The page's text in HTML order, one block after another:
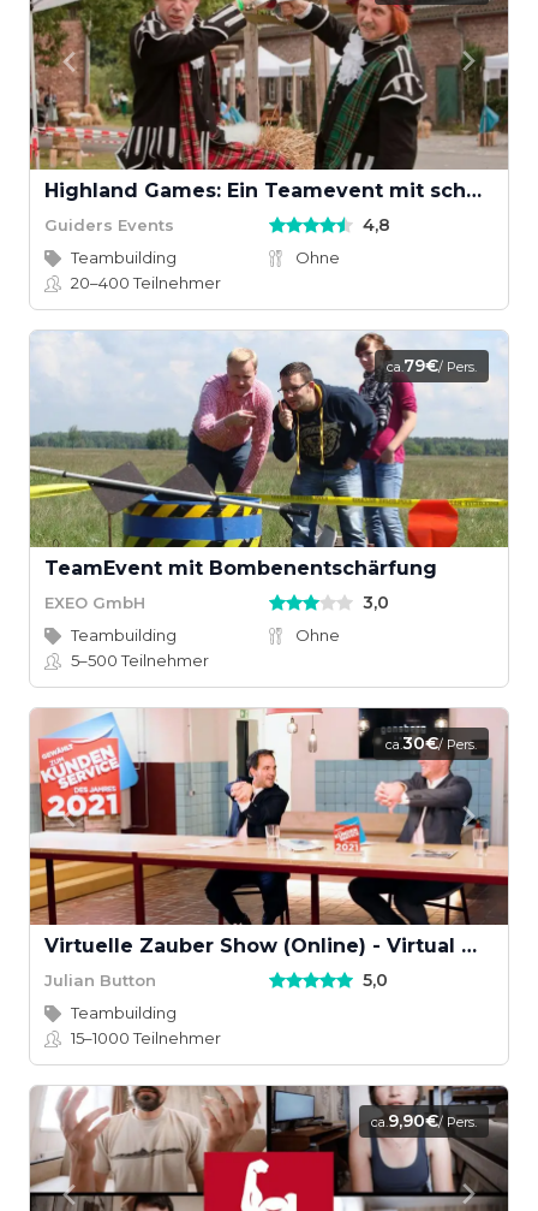
Highland Games: Ein Teamevent mit schottischem Wettkampfgeist
Guiders Events 4,8
Teambuilding
Ohne
20–400Teilnehmer
ca.79€/ Pers.
TeamEvent mit Bombenentschärfung
EXEO GmbH 3,0
Teambuilding
Ohne
5–500Teilnehmer
ca.30€/ Pers.
Virtuelle Zauber Show (Online) - Virtual Magic Show
Julian Button 5,0
Teambuilding
15–1000Teilnehmer
ca.9,90€/ Pers.